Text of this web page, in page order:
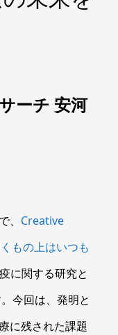
ーチ 安河
、 Creative
もの上はいつも
に関する研究と
今回は、発明と
に残された課題